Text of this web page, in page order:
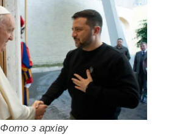
Фото з архіву